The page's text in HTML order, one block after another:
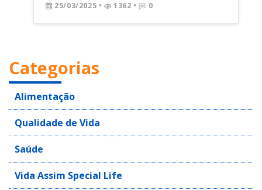
25/03/2025 • 1362 • 0
Categorias
Alimentação
Qualidade de Vida
Saúde
Vida Assim Special Life